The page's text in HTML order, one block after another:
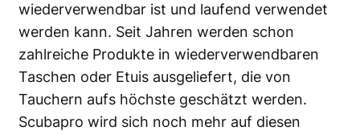
wiederverwendbar ist und laufend verwendet
werden kann. Seit Jahren werden schon
zahlreiche Produkte in wiederverwendbaren
Taschen oder Etuis ausgeliefert, die von
Tauchern aufs höchste geschätzt werden.
Scubapro wird sich noch mehr auf diesen